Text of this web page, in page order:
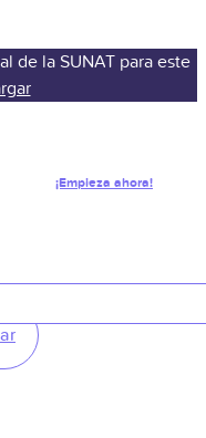
de la SUNAT para este
¡Empieza ahora!